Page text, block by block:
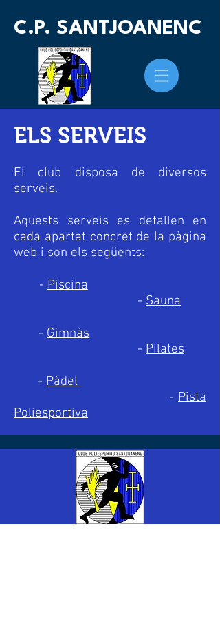
C.P. SANTJOANENC
ELS SERVEIS
El club disposa de diversos
serveis.
Aquests serveis es detallen en
cada apartat concret de la pàgina
web i son els següents:
-Piscina
- Sauna
-Gimnàs
- Pilates
-Pàdel
- Pista
Poliesportiva